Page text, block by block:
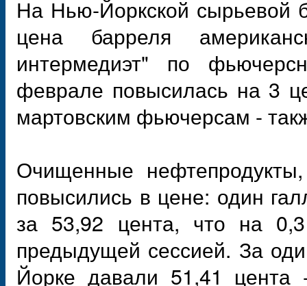
На Нью-Йоркской сырьевой
цена барреля
интермедиэт" по
феврале повысилась на 3
мартовским фьючерсам -
Очищенные
повысились в цене: один
за 53,92 цента, что на
предыдущей сессией. За
Йорке давали 51,41